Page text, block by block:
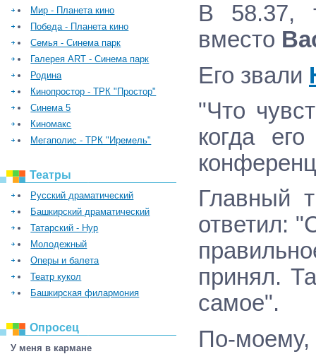
Мир - Планета кино
Победа - Планета кино
Семья - Синема парк
Галерея ART - Синема парк
Родина
Кинопростор - ТРК "Простор"
Синема 5
Киномакс
Мегаполис - ТРК "Иремель"
Театры
Русский драматический
Башкирский драматический
Татарский - Нур
Молодежный
Оперы и балета
Театр кукол
Башкирская филармония
Опросец
У меня в кармане
В 58.37,
вместо
Его звали
"Что
когда
Главный
ответил:
принял.
самое".
По-моему,